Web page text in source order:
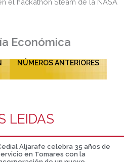
Económica
NÚMEROS ANTERIORES
LEIDAS
Aljarafe celebra 35 años de
en Tomares con la